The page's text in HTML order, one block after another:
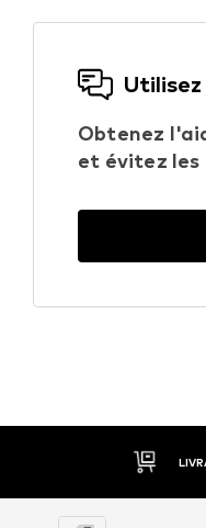
Obtenez
et évitez